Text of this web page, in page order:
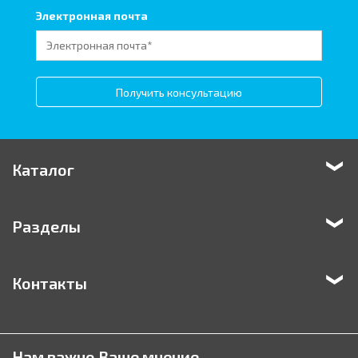
Электронная почта
Получить консультацию
Каталог
Разделы
Контакты